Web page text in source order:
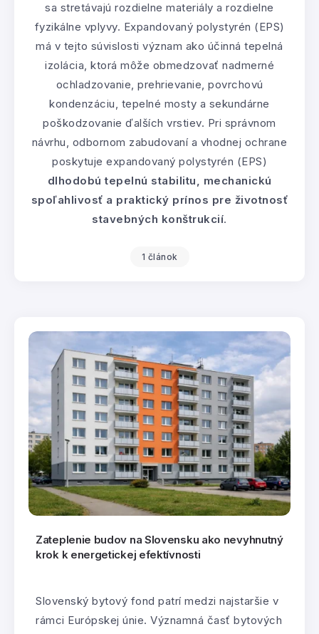
sa stretávajú rozdielne materiály a rozdielne
fyzikálne vplyvy. Expandovaný polystyrén (EPS)
má v tejto súvislosti význam ako účinná tepelná
izolácia, ktorá môže obmedzovať nadmerné
ochladzovanie, prehrievanie, povrchovú
kondenzáciu, tepelné mosty a sekundárne
poškodzovanie ďalších vrstiev. Pri správnom
návrhu, odbornom zabudovaní a vhodnej ochrane
poskytuje expandovaný polystyrén (EPS)
dlhodobú tepelnú stabilitu, mechanickú
spoľahlivosť a praktický prínos pre životnosť
stavebných konštrukcií.
1 článok
Zateplenie budov na Slovensku ako nevyhnutný
krok k energetickej efektívnosti
Slovenský bytový fond patrí medzi najstaršie v
rámci Európskej únie. Významná časť bytových